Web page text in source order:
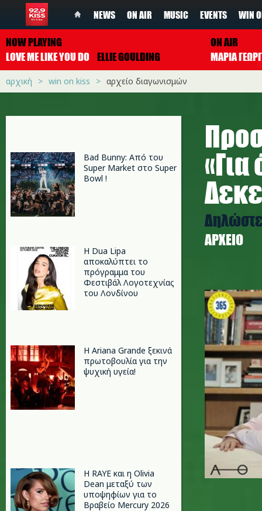
NEWS ON AIR MUSIC EVENTS WIN
NOW PLAYING
LOVE ME LIKE YOU DO ELLIE GOULDING
ON AIR
ΜΑΡΙΑ
αρχική win on kiss αρχείο διαγωνισμών
Bad Bunny: Από του
Super Market στο Super
Bowl !
Η Dua Lipa
αποκαλύπτει το
πρόγραμμα του
Φεστιβάλ Λογοτεχνίας
του Λονδίνου
Η Ariana Grande ξεκινά
πρωτοβουλία για την
ψυχική υγεία!
Η RAYE και η Olivia
Dean μεταξύ των
υποψηφίων για το
Βραβείο Mercury 2026
ΑΡΧΕΊΟ
gia-